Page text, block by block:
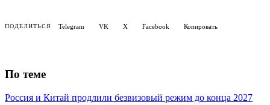
ПОДЕЛИТЬСЯ Telegram VK X Facebook Копировать
По теме
Россия и Китай продлили безвизовый режим до конца 2027